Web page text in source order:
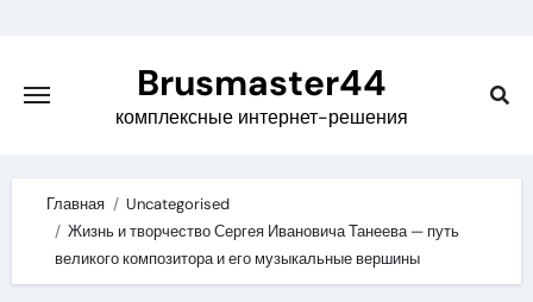
content
Brusmaster44
комплексные интернет-решения
Главная
Uncategorised
Жизнь и творчество Сергея Ивановича Танеева — путь
великого композитора и его музыкальные вершины